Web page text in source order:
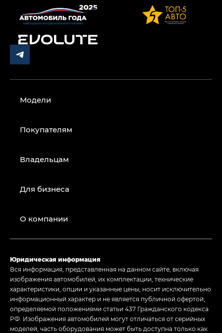
Модели
Покупателям
Владельцам
Для бизнеса
О компании
Юридическая информация
Вся информация, представленная на данном сайте, включая
изображения автомобилей, их комплектации, технические
характеристики, опции и указанные цены, носит исключительно
информационный характер и не является публичной офертой,
определяемой положениями статьи 437 Гражданского кодекса
РФ. Изображения автомобилей могут отличаться от серийных
моделей, часть оборудования может быть доступна только как